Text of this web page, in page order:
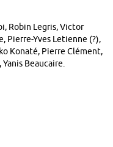
Robin Legris, Victor
Pierre-Yves Letienne (?),
Konaté, Pierre Clément,
Beaucaire.